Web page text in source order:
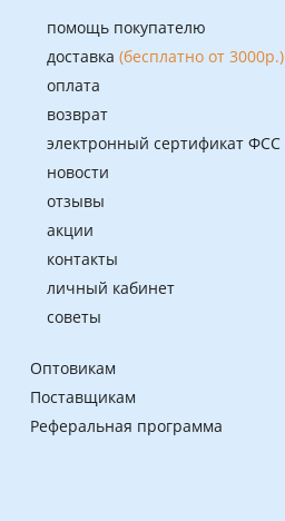
помощь покупателю
доставка (бесплатно от 3000р.)
оплата
возврат
электронный сертификат ФСС
новости
отзывы
акции
контакты
личный кабинет
советы
Оптовикам
Поставщикам
Реферальная программа